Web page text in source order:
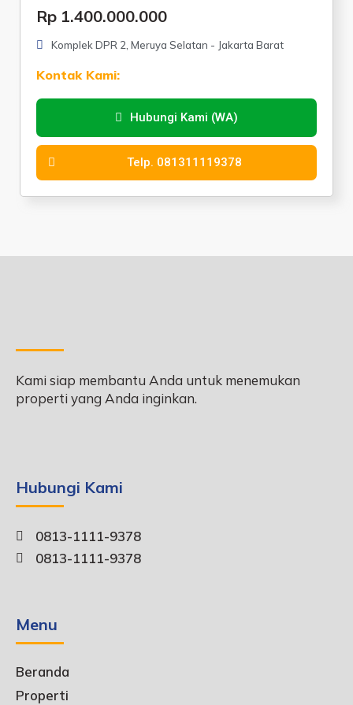
Rp 1.400.000.000
Komplek DPR 2, Meruya Selatan - Jakarta Barat
Kontak Kami:
Hubungi Kami (WA)
Telp. 081311119378
Kami siap membantu Anda untuk menemukan
properti yang Anda inginkan.
Hubungi Kami
0813-1111-9378
0813-1111-9378
Menu
Beranda
Properti